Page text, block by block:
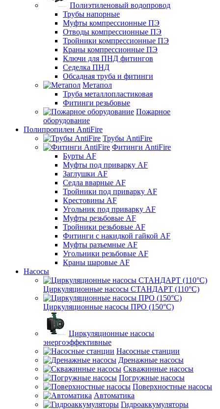
Полиэтиленовый водопровод
Трубы напорные
Муфты компрессионные ПЭ
Отводы компрессионные ПЭ
Тройники компрессионные ПЭ
Краны компрессионные ПЭ
Ключи для ПНД фитингов
Седелка ПНД
Обсадная труба и фитинги
Метапол
Труба металлопластиковая
Фитинги резьбовые
Пожарное
оборудование
Полипропилен AntiFire
Трубы AntiFire
Фитинги AntiFire
Бурты AF
Муфты под приварку AF
Заглушки AF
Седла вварные AF
Тройники под приварку AF
Крестовины AF
Угольник под приварку AF
Муфты резьбовые AF
Тройники резьбовые AF
Фитинги с накидкой гайкой AF
Муфты разъемные AF
Угольники резьбовые AF
Краны шаровые AF
Насосы
Циркуляционные насосы СТАНДАРТ (110°C)
Циркуляционные насосы ПРО (150°C)
Циркуляционные насосы
энергоэффективные
Насосные станции
Дренажные насосы
Скважинные насосы
Погружные насосы
Поверхностные насосы
Автоматика
Гидроаккумуляторы